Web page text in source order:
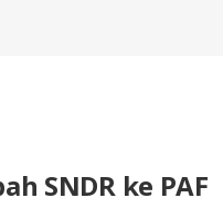
SNDR ke PAF